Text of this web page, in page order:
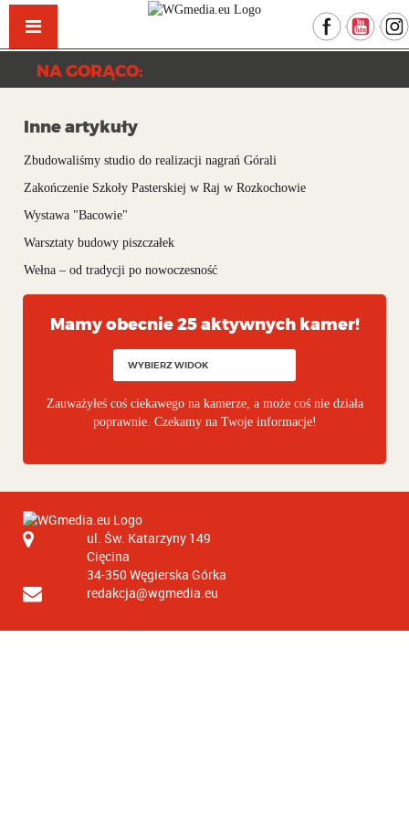
Facebook
NA GORĄCO:
Inne artykuły
Zbudowaliśmy studio do realizacji nagrań Górali
Zakończenie Szkoły Pasterskiej w Raj w Rozkochowie
Wystawa "Bacowie"
Warsztaty budowy piszczałek
Wełna – od tradycji po nowoczesność
Mamy obecnie 25 aktywnych kamer!
Zauważyłeś coś ciekawego na kamerze, a może coś nie działa
poprawnie. Czekamy na Twoje informacje!
ul. Św. Katarzyny 149
Cięcina
34-350Węgierska Górka
redakcja@wgmedia.eu